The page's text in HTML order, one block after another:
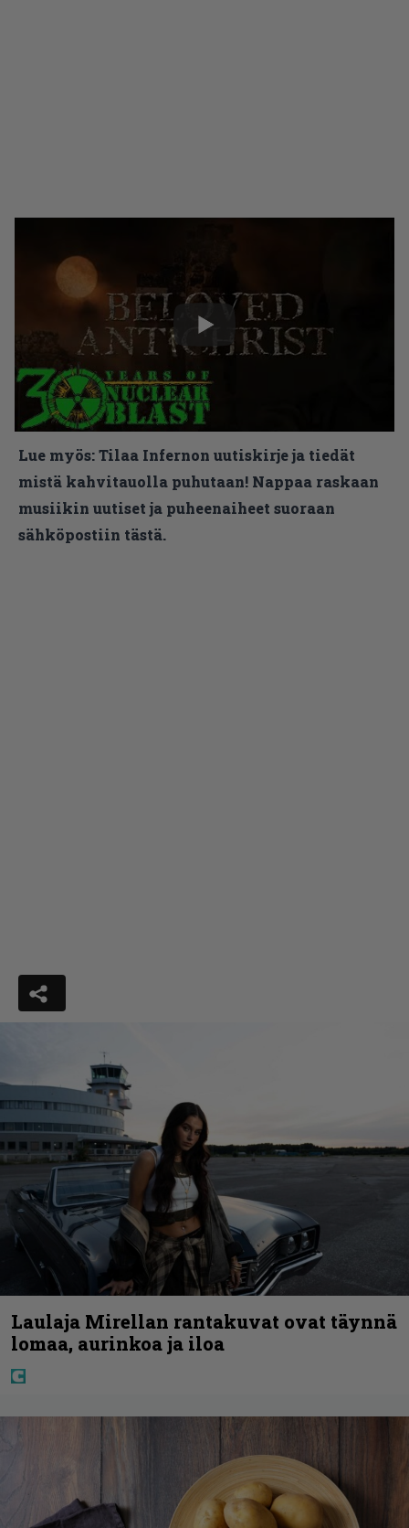
Lue myös:Tilaa Infernon uutiskirje ja tiedät
mistä kahvitauolla puhutaan! Nappaa raskaan
musiikin uutiset ja puheenaiheet suoraan
sähköpostiin tästä.
Laulaja Mirellan rantakuvat ovat täynnä
lomaa, aurinkoa ja iloa